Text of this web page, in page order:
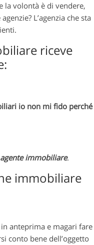
la volontà è di vendere,
L’agenzia che sta
riceve
io non mi fido perché
immobiliare.
immobiliare
anteprima e magari fare
conto bene dell’oggetto